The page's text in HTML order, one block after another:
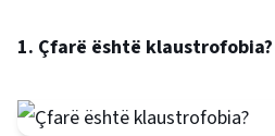
1. Çfarë është klaustrofobia?